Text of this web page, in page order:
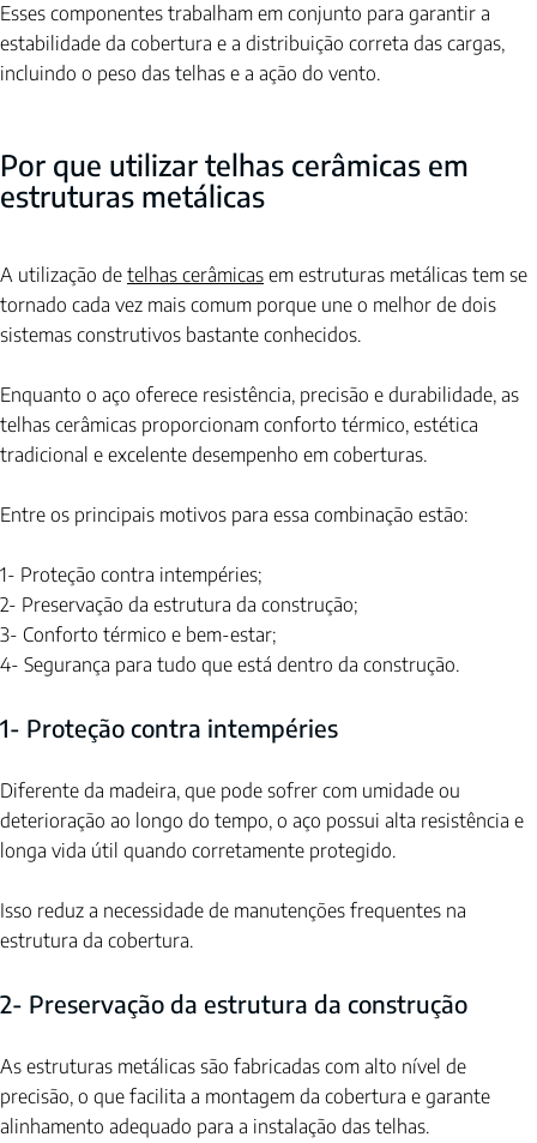
Esses componentes trabalham em conjunto para garantir a
estabilidade da cobertura e a distribuição correta das cargas,
incluindo o peso das telhas e a ação do vento.
Por que utilizar telhas cerâmicas em
estruturas metálicas
A utilização de telhas cerâmicas em estruturas metálicas tem se
tornado cada vez mais comum porque une o melhor de dois
sistemas construtivos bastante conhecidos.
Enquanto o aço oferece resistência, precisão e durabilidade, as
telhas cerâmicas proporcionam conforto térmico, estética
tradicional e excelente desempenho em coberturas.
Entre os principais motivos para essa combinação estão:
1- Proteção contra intempéries;
2- Preservação da estrutura da construção;
3- Conforto térmico e bem-estar;
4- Segurança para tudo que está dentro da construção.
1- Proteção contra intempéries
Diferente da madeira, que pode sofrer com umidade ou
deterioração ao longo do tempo, o aço possui alta resistência e
longa vida útil quando corretamente protegido.
Isso reduz a necessidade de manutenções frequentes na
estrutura da cobertura.
2- Preservação da estrutura da construção
As estruturas metálicas são fabricadas com alto nível de
precisão, o que facilita a montagem da cobertura e garante
alinhamento adequado para a instalação das telhas.